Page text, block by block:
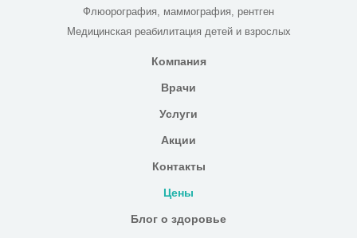
Флюорография, маммография, рентген
Медицинская реабилитация детей и взрослых
Компания
Врачи
Услуги
Акции
Контакты
Цены
Блог о здоровье